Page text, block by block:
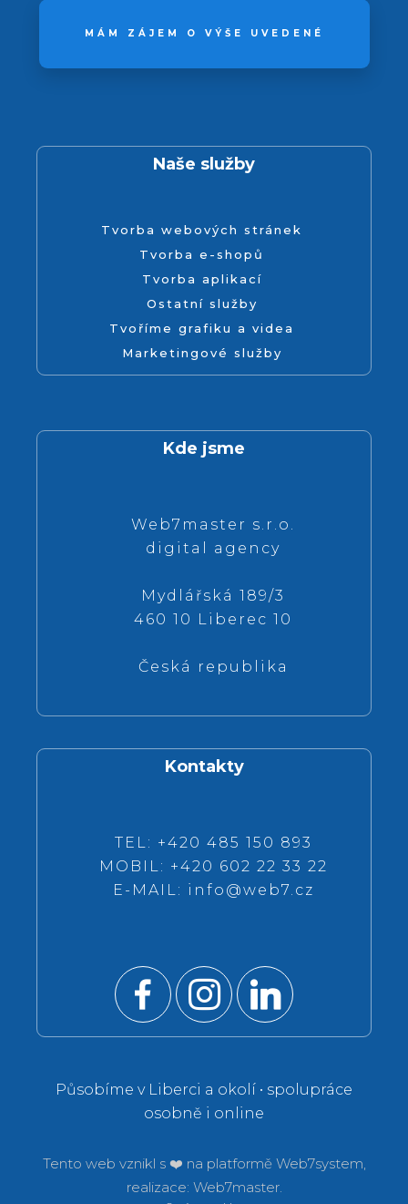
MÁM ZÁJEM O VÝŠE UVEDENÉ
Naše služby
Tvorba webových stránek
Tvorba e-shopů
Tvorba aplikací
Ostatní služby
Tvoříme grafiku a videa
Marketingové služby
Kde jsme
Web7master s.r.o.
digital agency
Mydlářská 189/3
460 10 Liberec 10
Česká republika
Kontakty
TEL: +420 485 150 893
MOBIL: +420 602 22 33 22
E-MAIL: info@web7.cz
Působíme v Liberci a okolí • spolupráce
osobně i online
Tento web vznikl s ❤️ na platformě Web7system,
realizace: Web7master.